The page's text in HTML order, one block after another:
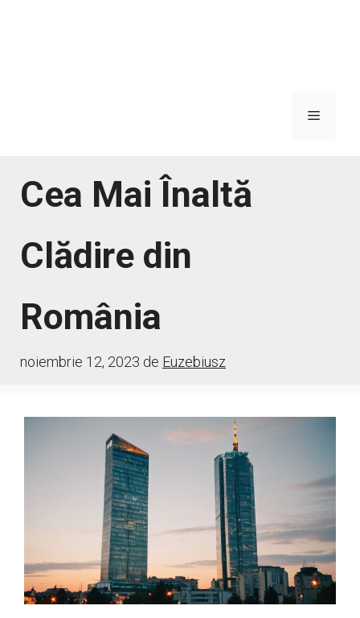
Meniu
Cea Mai Înaltă
Clădire din
România
noiembrie 12, 2023 de Euzebiusz